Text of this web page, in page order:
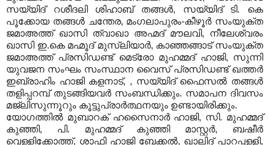
സയ്യിദ് റശീദലി ശിഹാബ് തങ്ങള്‍, സയ്യിദ് ടി. കെ
പൂക്കോയ തങ്ങള്‍ ചന്തേര, മംഗലാപുരം-കീഴൂര്‍ സംയുക്ത
ജമാഅത്ത് ഖാസി ത്വാഖാ അഹ്മദ് മൗലവി, നീലേശ്വരം
ഖാസി ഇ.കെ മഹ്മൂദ് മുസ്ലിയാര്‍, കാഞ്ഞങ്ങാട് സംയുക്ത
ജമാഅത്ത് പ്രസിഡണ്ട് മെട്രോ മുഹമ്മദ് ഹാജി, സുന്നി
യുവജന സംഘം സംസ്ഥാന വൈസ് പ്രസിഡണ്ട് ഖത്തര്‍
ഇബ്രാഹിം ഹാജി കളനാട്, , സയ്യിദ് ഫൈസല്‍ തങ്ങള്‍
തളിപ്പറമ്പ് തുടങ്ങിയവര്‍ സംബന്ധിക്കും. സമാപന ദിവസം
മജ്‌ലിസുന്നൂറും കൂട്ടുപ്രാര്‍ത്ഥനയും ഉണ്ടായിരിക്കും.
യോഗത്തില്‍ മുബാറക് ഹസൈനാര്‍ ഹാജി, സി. മുഹമ്മദ്
കുഞ്ഞി, പി. മുഹമ്മദ് കുഞ്ഞി മാസ്റ്റര്‍, ബഷീര്‍
വെള്ളിക്കോത്ത്, ശാഫി ഹാജി ബേക്കല്‍, ഖാലിദ് പാറപ്പള്ളി,